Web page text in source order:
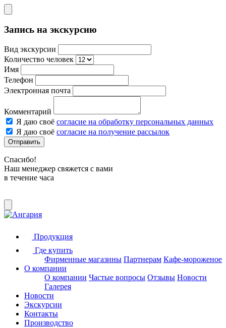
Запись на экскурсию
Вид экскурсии
Количество человек
Имя
Телефон
Электронная почта
Комментарий
Я даю своё согласие на обработку персональных данных
Я даю своё согласие на получение рассылок
Отправить
Спасибо!
Наш менеджер свяжется с вами
в течение часа
Продукция
Где купить
Фирменные магазины Партнерам Кафе-мороженое
О компании
О компании Частые вопросы Отзывы Новости
Галерея
Новости
Экскурсии
Контакты
Производство